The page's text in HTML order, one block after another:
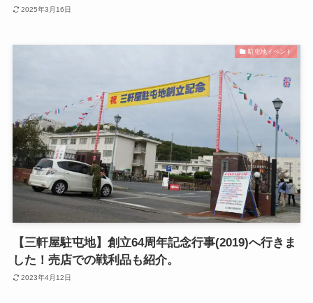
2025年3月16日
駐屯地イベント
【三軒屋駐屯地】創立64周年記念行事(2019)へ行きま
した！売店での戦利品も紹介。
2023年4月12日